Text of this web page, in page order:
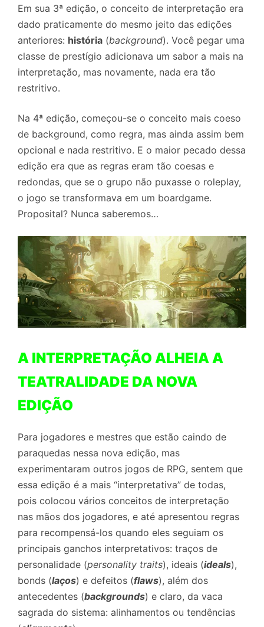
Em sua 3ª edição, o conceito de interpretação era
dado praticamente do mesmo jeito das edições
anteriores: história (background). Você pegar uma
classe de prestígio adicionava um sabor a mais na
interpretação, mas novamente, nada era tão
restritivo.
Na 4ª edição, começou-se o conceito mais coeso
de background, como regra, mas ainda assim bem
opcional e nada restritivo. E o maior pecado dessa
edição era que as regras eram tão coesas e
redondas, que se o grupo não puxasse o roleplay,
o jogo se transformava em um boardgame.
Proposital? Nunca saberemos…
A INTERPRETAÇÃO ALHEIA A
TEATRALIDADE DA NOVA
EDIÇÃO
Para jogadores e mestres que estão caindo de
paraquedas nessa nova edição, mas
experimentaram outros jogos de RPG, sentem que
essa edição é a mais “interpretativa” de todas,
pois colocou vários conceitos de interpretação
nas mãos dos jogadores, e até apresentou regras
para recompensá-los quando eles seguiam os
principais ganchos interpretativos: traços de
personalidade (personality traits), ideais (ideals),
bonds (laços) e defeitos (flaws), além dos
antecedentes (backgrounds) e claro, da vaca
sagrada do sistema: alinhamentos ou tendências